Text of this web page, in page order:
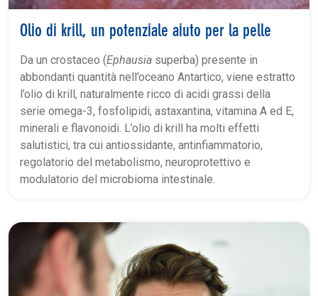
Olio di krill, un potenziale aiuto per la pelle
Da un crostaceo (Ephausia superba) presente in
abbondanti quantità nell’oceano Antartico, viene estratto
l’olio di krill, naturalmente ricco di acidi grassi della
serie omega-3, fosfolipidi, astaxantina, vitamina A ed E,
minerali e flavonoidi. L’olio di krill ha molti effetti
salutistici, tra cui antiossidante, antinfiammatorio,
regolatorio del metabolismo, neuroprotettivo e
modulatorio del microbioma intestinale.